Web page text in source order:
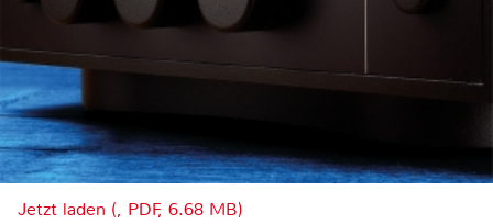
Jetzt laden (, PDF, 6.68 MB)